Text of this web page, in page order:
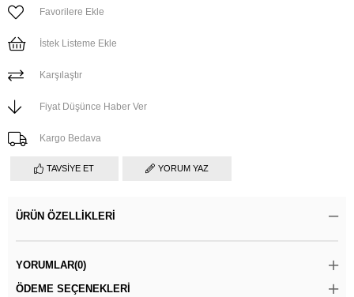
Favorilere Ekle
İstek Listeme Ekle
Karşılaştır
Fiyat Düşünce Haber Ver
Kargo Bedava
TAVSIYE ET YORUM YAZ
ÜRÜN ÖZELLIKLERI
YORUMLAR(0)
ÖDEME SEÇENEKLERI